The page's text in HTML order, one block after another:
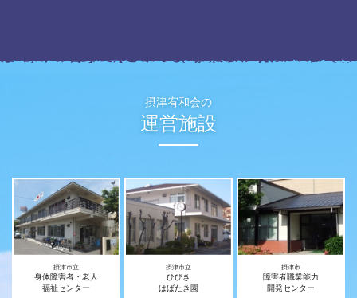
摂津宥和会の
運営施設
摂津市立
身体障害者・老人
福祉センター
摂津市立
ひびき
はばたき園
摂津市
障害者職業能力
開発センター